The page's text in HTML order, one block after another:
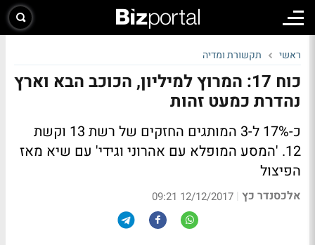
ראשי תקשורת ומדיה
כוח 17: המרוץ למיליון, הכוכב הבא וארץ
נהדרת כמעט זהות
כ-17% ל-3 המותגים החזקים של רשת 13 וקשת
12. 'המסע המופלא עם אהרוני וגידי' עם שיא מאז
הפיצול
אלכסנדר כץ |
12/12/2017 09:21